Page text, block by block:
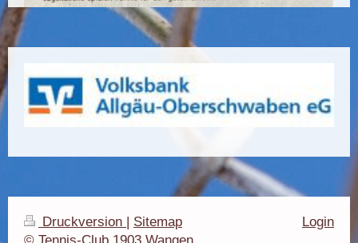
Druckversion | Sitemap
© Tennis-Club 1903 Wangen
Login